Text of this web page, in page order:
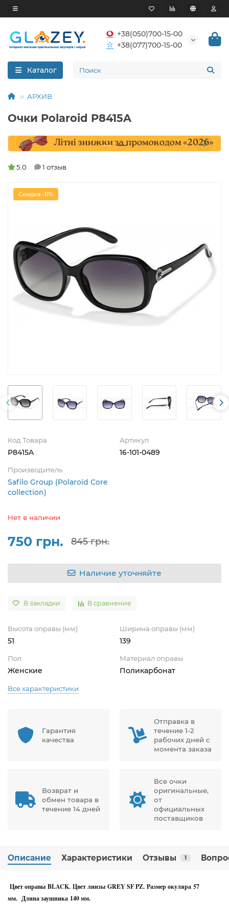
+38(050)700-15-00
+38(077)700-15-00
Каталог
АРХИВ
Очки Polaroid P8415A
5.0 1 отзыв
Скидка -11%
Код Товара
P8415A
Артикул
16-101-0489
Производитель
Safilo Group (Polaroid Core
collection)
Нет в наличии
750 грн. 845 грн.
Наличие уточняйте
В закладки В сравнение
Высота оправы (мм)
51
Ширина оправы (мм)
139
Пол
Женские
Материал оправы
Поликарбонат
Все характеристики
Гарантия
качества
Отправка в
течение 1-2
рабочих дней с
момента заказа
Возврат и
обмен товара в
течение 14 дней
Все очки
оригинальные,
от
официальных
поставщиков
Описание Характеристики Отзывы 1
Цвет оправы BLACK. Цвет линзы GREY SF PZ. Размер окуляра 57
мм. Длина заушника 140 мм.